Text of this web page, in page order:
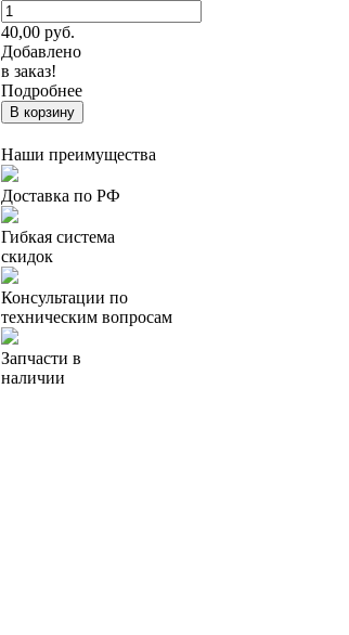
40,00 руб.
Добавлено
в заказ!
Подробнее
В корзину
Наши преимущества
Доставка по РФ
Гибкая система
скидок
Консультации по
техническим вопросам
Запчасти в
наличии